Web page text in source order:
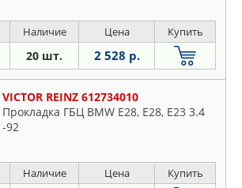
Наличие Цена Купить
20 шт. 2 528 р.
VICTOR REINZ 612734010
Прокладка ГБЦ BMW E28, E28, E23 3.4
-92
Наличие Цена Купить